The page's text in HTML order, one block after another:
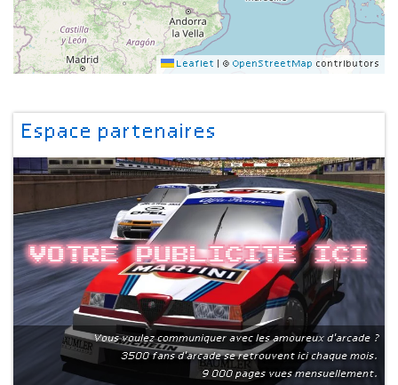
Leaflet © OpenStreetMap contributors
Espace partenaires
Votre publicite ici
Vous voulez communiquer avec les amoureux d'arcade ?
3500 fans d'arcade se retrouvent ici chaque mois.
9 000 pages vues mensuellement.